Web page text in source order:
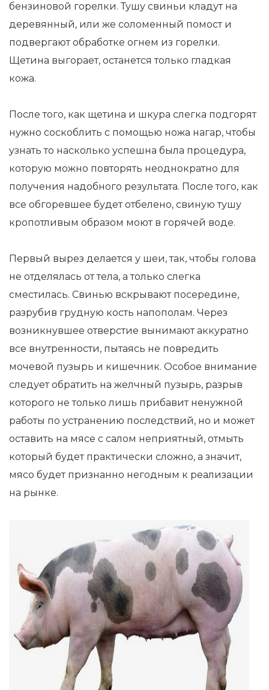
бензиновой горелки. Тушу свиньи кладут на
деревянный, или же соломенный помост и
подвергают обработке огнем из горелки.
Щетина выгорает, останется только гладкая
кожа.
После того, как щетина и шкура слегка подгорят
нужно соскоблить с помощью ножа нагар, чтобы
узнать то насколько успешна была процедура,
которую можно повторять неоднократно для
получения надобного результата. После того, как
все обгоревшее будет отбелено, свиную тушу
кропотливым образом моют в горячей воде.
Первый вырез делается у шеи, так, чтобы голова
не отделялась от тела, а только слегка
сместилась. Свинью вскрывают посередине,
разрубив грудную кость напополам. Через
возникнувшее отверстие вынимают аккуратно
все внутренности, пытаясь не повредить
мочевой пузырь и кишечник. Особое внимание
следует обратить на желчный пузырь, разрыв
которого не только лишь прибавит ненужной
работы по устранению последствий, но и может
оставить на мясе с салом неприятный, отмыть
который будет практически сложно, а значит,
мясо будет признанно негодным к реализации
на рынке.